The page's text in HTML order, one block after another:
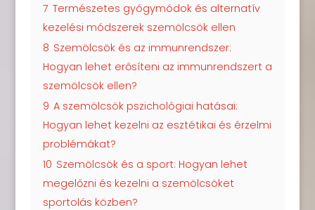
7 Természetes gyógymódok és alternatív
kezelési módszerek szemölcsök ellen
8 Szemölcsök és az immunrendszer:
Hogyan lehet erősíteni az immunrendszert a
szemölcsök ellen?
9 A szemölcsök pszichológiai hatásai:
Hogyan lehet kezelni az esztétikai és érzelmi
problémákat?
10 Szemölcsök és a sport: Hogyan lehet
megelőzni és kezelni a szemölcsöket
sportolás közben?